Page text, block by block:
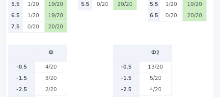
5.5
1/20
19/20
6.5
1/20
19/20
7.5
0/20 20/20
5.5
0/20 20/20
5.5
1/20
19/20
6.5
0/20 20/20
Ф
-0.5
4/20
-1.5
3/20
-2.5
2/20
Ф2
-0.5
13/20
-1.5
5/20
-2.5
4/20